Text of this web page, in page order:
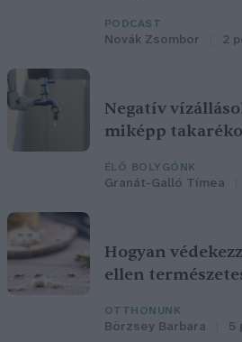
PODCAST
Novák Zsombor 2
Negatív
miképp
ÉLŐ BOLYGÓNK
Granát-Galló Tímea
Hogyan
ellen
OTTHONUNK
Börzsey Barbara 5